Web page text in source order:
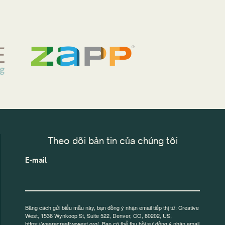
Theo dõi bản tin của chúng tôi
E-mail
Bằng cách gửi biểu mẫu này, bạn đồng ý nhận email tiếp thị từ: Creative
West, 1536 Wynkoop St, Suite 522, Denver, CO, 80202, US,
https://wearecreativewest.org/. Bạn có thể thu hồi sự đồng ý nhận email